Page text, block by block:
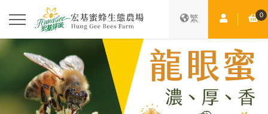
繁 Member 0